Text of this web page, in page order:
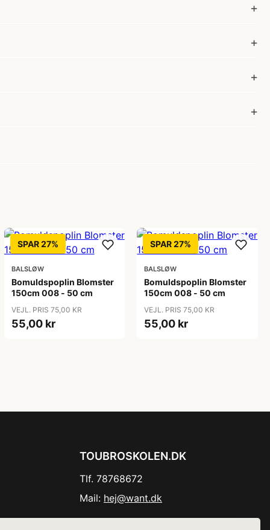
SPAR 27%
BALSLØW
Bomuldspoplin Blomster
150cm 008 - 50 cm
VEJL. PRIS 75,00 KR
55,00 kr
SPAR 27%
BALSLØW
Bomuldspoplin Blomster
150cm 008 - 50 cm
VEJL. PRIS 75,00 KR
55,00 kr
TOUBROSKOLEN.DK
Tlf. 78768672
Mail: hej@want.dk